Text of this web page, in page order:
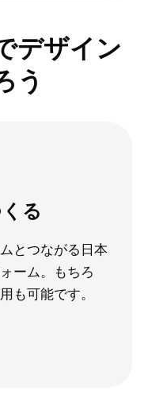
デザイン
う
る
とつながる日本
ーム。もちろ
も可能です。